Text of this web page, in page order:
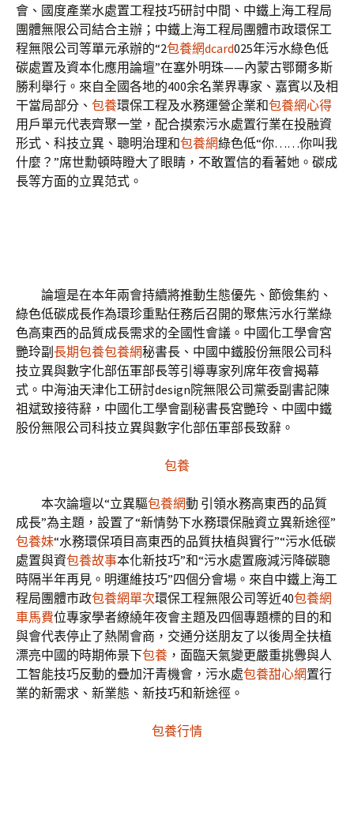
會、國度產業水處置工程技巧研討中間、中鐵上海工程局
團體無限公司結合主辦；中鐵上海工程局團體市政環保工
程無限公司等單元承辦的“2包養網dcard025年污水綠色低
碳處置及資本化應用論壇”在塞外明珠——內蒙古鄂爾多斯
勝利舉行。來自全國各地的400余名業界專家、嘉賓以及相
干當局部分、 包養環保工程及水務運營企業和包養網心得
用戶單元代表齊聚一堂，配合摸索污水處置行業在投融資
形式、科技立異、聰明治理和包養網綠色低“你……你叫我
什麼？”席世勳頓時瞪大了眼睛，不敢置信的看著她。碳成
長等方面的立異范式。
論壇是在本年兩會持續將推動生態優先、節儉集約、
綠色低碳成長作為環珍重點任務后召開的聚焦污水行業綠
色高東西的品質成長需求的全國性會議。中國化工學會宮
艷玲副長期包養包養網秘書長、中國中鐵股份無限公司科
技立異與數字化部伍軍部長等引導專家列席年夜會揭幕
式。中海油天津化工研討design院無限公司黨委副書記陳
祖斌致接待辭，中國化工學會副秘書長宮艷玲、中國中鐵
股份無限公司科技立異與數字化部伍軍部長致辭。
包養
本次論壇以“立異驅包養網動 引領水務高東西的品質
成長”為主題，設置了“新情勢下水務環保融資立異新途徑”
包養妹“水務環保項目高東西的品質扶植與實行”“污水低碳
處置與資包養故事本化新技巧”和“污水處置廠減污降碳聰
時隔半年再見。明運維技巧”四個分會場。來自中鐵上海工
程局團體市政包養網單次環保工程無限公司等近40包養網
車馬費位專家學者繚繞年夜會主題及四個專題標的目的和
與會代表停止了熱鬧會商，交通分送朋友了以後周全扶植
漂亮中國的時期佈景下包養 ，面臨天氣變更嚴重挑釁與人
工智能技巧反動的疊加汗青機會，污水處包養甜心網置行
業的新需求、新業態、新技巧和新途徑。
包養行情